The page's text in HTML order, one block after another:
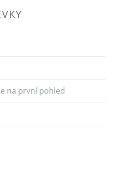
na první pohled